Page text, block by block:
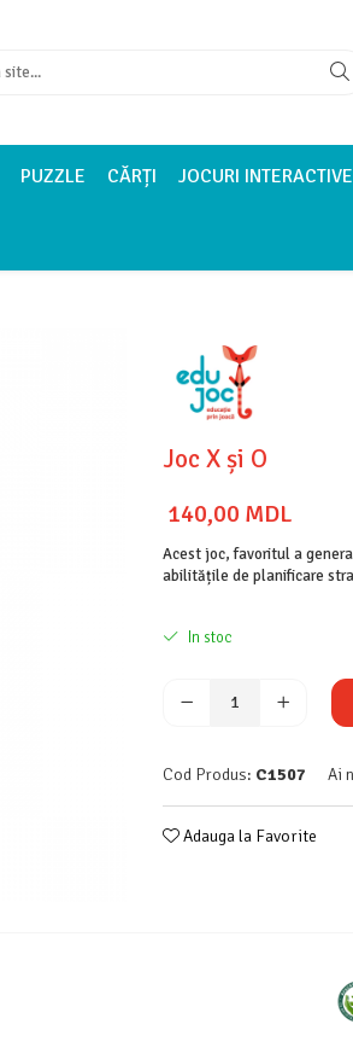
PUZZLE CĂRȚI JOCURI INTERACTIVE
Joc X și O
140,00 MDL
Acest joc, favoritul a
abilitățile de planificare
In stoc
Cod Produs: C1507 Ai
Adauga la Favorite